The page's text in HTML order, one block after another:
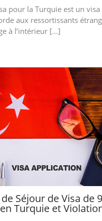
pour la Turquie est un
aux ressortissants
à l’intérieur […]
de Séjour de Visa de
Turquie et